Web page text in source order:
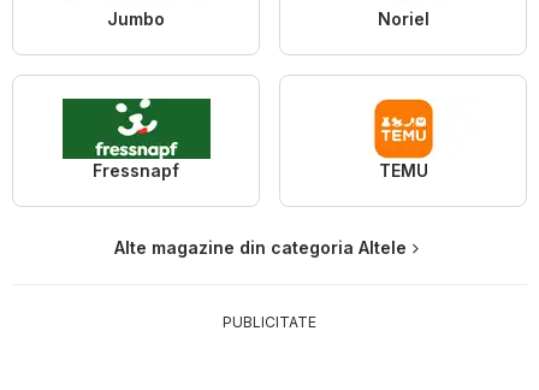
Jumbo Noriel
Fressnapf TEMU
Alte magazine din categoria Altele
PUBLICITATE